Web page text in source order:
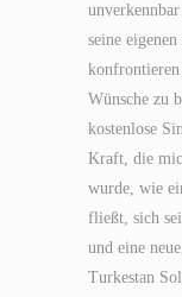
seine
konfrontieren
Wünsche zu
kostenlose
Kraft, die
wurde, wie
fließt, sich
und eine
Turkestan